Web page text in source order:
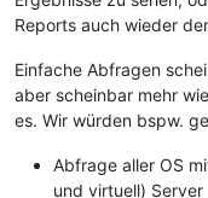
Reports auch wieder
Einfache Abfragen
aber scheinbar mehr
es. Wir würden bspw.
Abfrage aller OS
und virtuell) Server